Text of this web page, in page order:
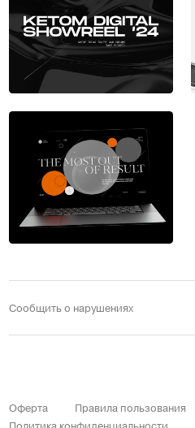
Сообщить о нарушениях
Оферта
Правила пользования